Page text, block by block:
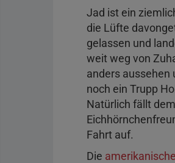
Jad ist ein
die Lüfte
gelassen und
weit weg von
anders aussehen
noch ein Trupp
Natürlich fällt
Fahrt auf.
Die